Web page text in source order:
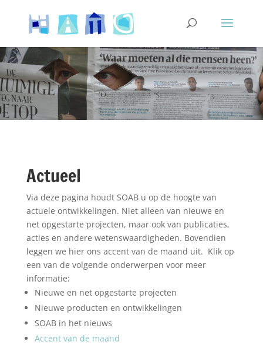
Actueel
Via deze pagina houdt SOAB u op de hoogte van
actuele ontwikkelingen. Niet alleen van nieuwe en
net opgestarte projecten, maar ook van publicaties,
acties en andere wetenswaardigheden. Bovendien
leggen we hier ons accent van de maand uit. Klik op
een van de volgende onderwerpen voor meer
informatie:
Nieuwe en net opgestarte projecten
Nieuwe producten en ontwikkelingen
SOAB in het nieuws
Accent van de maand